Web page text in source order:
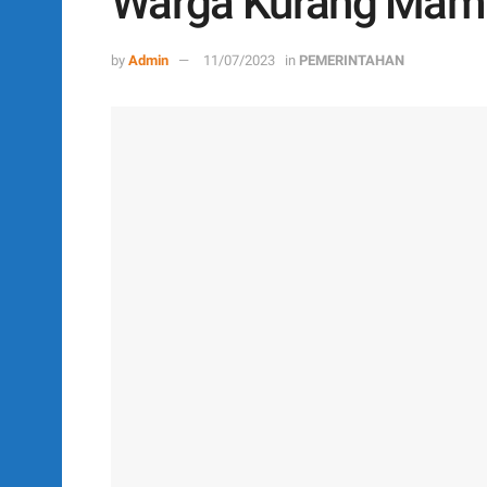
by Admin 11/07/2023 in PEMERINTAHAN